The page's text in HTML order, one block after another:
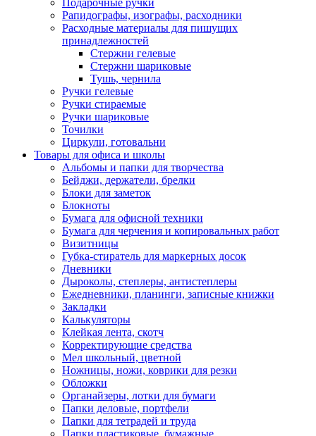
Подарочные ручки
Рапидографы, изографы, расходники
Расходные материалы для пишущих
принадлежностей
Стержни гелевые
Стержни шариковые
Тушь, чернила
Ручки гелевые
Ручки стираемые
Ручки шариковые
Точилки
Циркули, готовальни
Товары для офиса и школы
Альбомы и папки для творчества
Бейджи, держатели, брелки
Блоки для заметок
Блокноты
Бумага для офисной техники
Бумага для черчения и копировальных работ
Визитницы
Губка-стиратель для маркерных досок
Дневники
Дыроколы, степлеры, антистеплеры
Ежедневники, планинги, записные книжки
Закладки
Калькуляторы
Клейкая лента, скотч
Корректирующие средства
Мел школьный, цветной
Ножницы, ножи, коврики для резки
Обложки
Органайзеры, лотки для бумаги
Папки деловые, портфели
Папки для тетрадей и труда
Папки пластиковые, бумажные